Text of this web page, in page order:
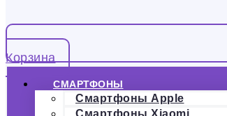
Корзина
СМАРТФОНЫ
Смартфоны Apple
Смартфоны Xiaomi